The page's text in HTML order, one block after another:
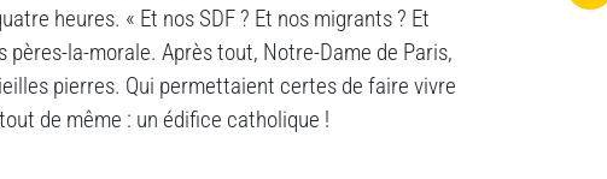
heures. « Et nos SDF ? Et nos migrants ? Et
pères-la-morale. Après tout, Notre-Dame de Paris,
pierres. Qui permettaient certes de faire vivre
de même : un édifice catholique !